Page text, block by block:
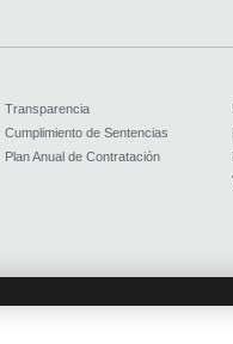
Transparencia
Cumplimiento de Sentencias
Plan Anual de Contratación